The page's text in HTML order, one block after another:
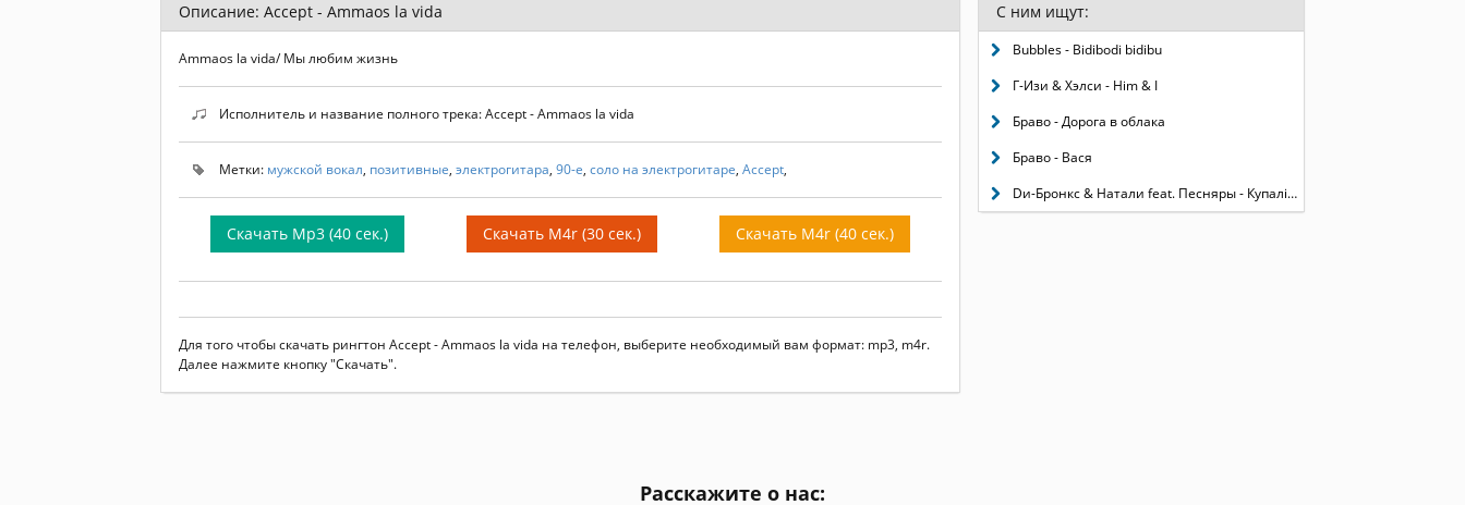
Описание: Accept - Ammaos la vida
Ammaos la vida/ Мы любим жизнь
Исполнитель и название полного трека: Accept - Ammaos la vida
Метки: мужской вокал, позитивные, электрогитара, 90-е, соло на электрогитаре, Accept,
Скачать Mp3 (40 сек.) Скачать M4r (30 сек.) Скачать M4r (40 сек.)
Для того чтобы скачать рингтон Accept - Ammaos la vida на телефон, выберите необходимый вам формат: mp3, m4r.
Далее нажмите кнопку "Скачать".
С ним ищут:
Bubbles - Bidibodi bidibu
Г-Изи & Хэлси - Him & I
Браво - Дорога в облака
Браво - Вася
Dи-Бронкс & Натали feat. Песняры - Купалiнка
Расскажите о нас: